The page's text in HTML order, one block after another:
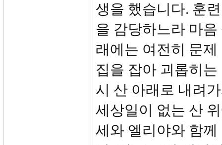
생을 했습니다. 훈
을 감당하느라 마
래에는 여전히 문
집을 잡아 괴롭히
시 산 아래로 내려
세상일이 없는 산
세와 엘리야와 함